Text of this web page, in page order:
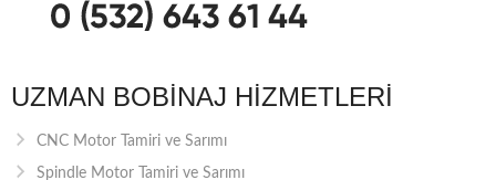
UZMAN BOBINAJ HIZMETLERI
CNC Motor Tamiri ve Sarımı
Spindle Motor Tamiri ve Sarımı